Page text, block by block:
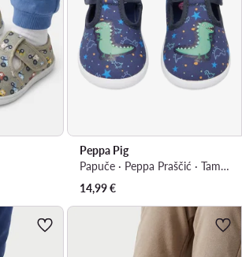
Peppa Pig
Papuče · Peppa Praščić · Tamnoplava
14,99€